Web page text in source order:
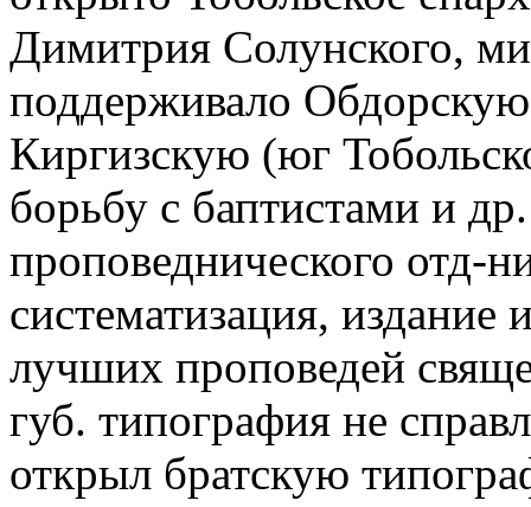
Димитрия Солунского,
поддерживало
Киргизскую (юг
борьбу с баптистами и
проповеднического отд-
систематизация,
лучших проповедей
губ. типография не
открыл братскую